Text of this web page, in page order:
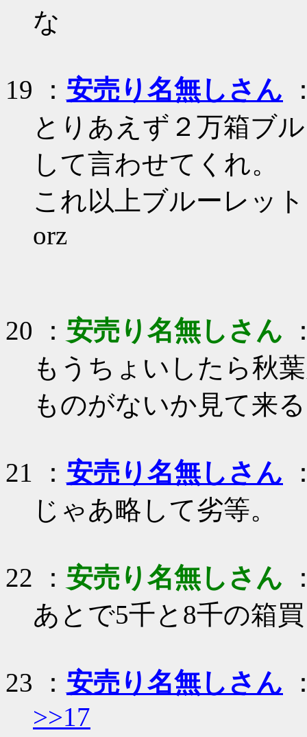
な
19 ： 安売り名無しさん
とりあえず２万箱ブ
して言わせてくれ。
これ以上ブルーレッ
orz
20 ： 安売り名無しさん
もうちょいしたら秋
ものがないか見て来る
21 ： 安売り名無しさん
じゃあ略して劣等。
22 ： 安売り名無しさん
あとで5千と8千の箱
23 ： 安売り名無しさん
>>17